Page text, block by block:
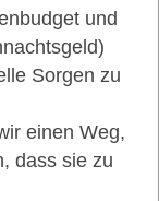
und
Sorgen zu
einen Weg,
dass sie zu